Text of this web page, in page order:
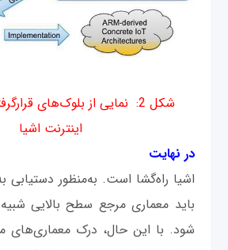
شکل 2: نمایی از بلوک‌های
اینترنت اشیا
در نهایت
اشیا راه‌گشا است. به‌منظور دستیابی
شود. با این حال، درک معماری‌های